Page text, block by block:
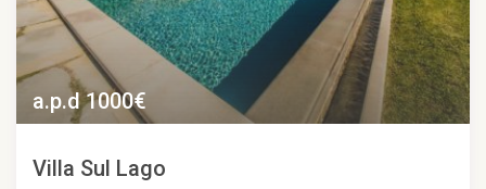
a.p.d 1000€
Villa Sul Lago